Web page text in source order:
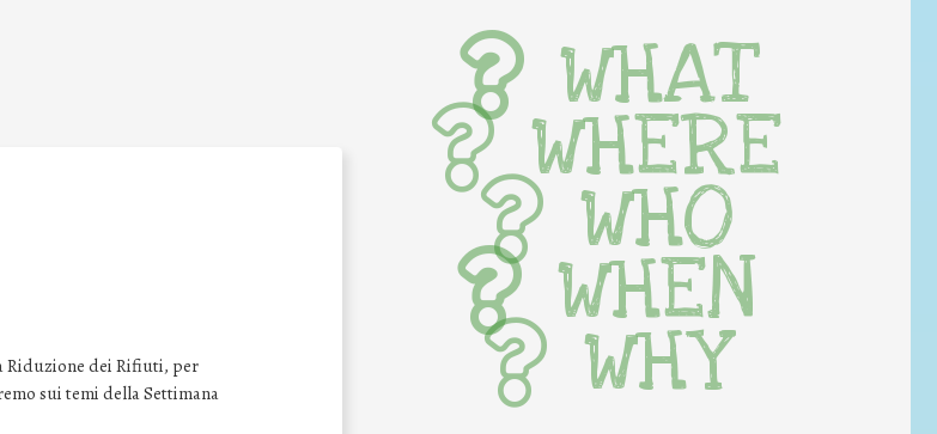
Riduzione dei Rifiuti, per
sui temi della Settimana
WHAT
WHERE
WHO
WHEN
WHY